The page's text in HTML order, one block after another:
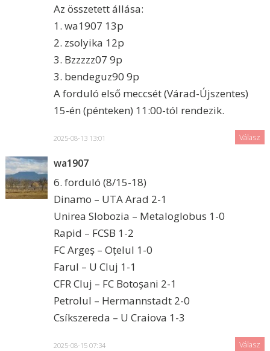
Az összetett állása:
1. wa1907 13p
2. zsolyika 12p
3. Bzzzzz07 9p
3. bendeguz90 9p
A forduló első meccsét (Várad-Újszentes)
15-én (pénteken) 11:00-tól rendezik.
2025-08-13 13:01 Válasz
wa1907
6. forduló (8/15-18)
Dinamo – UTA Arad 2-1
Unirea Slobozia – Metaloglobus 1-0
Rapid – FCSB 1-2
FC Argeș – Oțelul 1-0
Farul – U Cluj 1-1
CFR Cluj – FC Botoșani 2-1
Petrolul – Hermannstadt 2-0
Csíkszereda – U Craiova 1-3
2025-08-15 07:34 Válasz